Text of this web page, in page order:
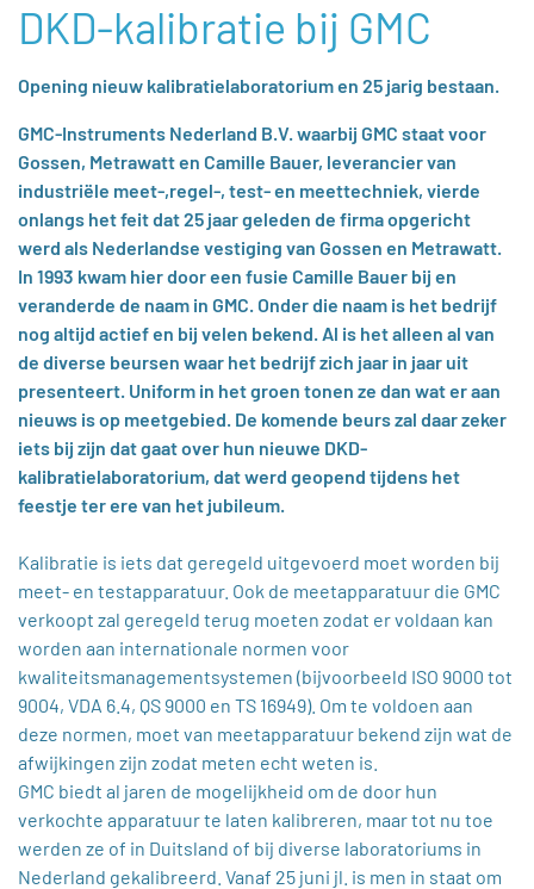
DKD-kalibratie bij GMC
Opening nieuw kalibratielaboratorium en 25 jarig bestaan.
GMC-Instruments Nederland B.V. waarbij GMC staat voor
Gossen, Metrawatt en Camille Bauer, leverancier van
industriële meet-,regel-, test- en meettechniek, vierde
onlangs het feit dat 25 jaar geleden de firma opgericht
werd als Nederlandse vestiging van Gossen en Metrawatt.
In 1993 kwam hier door een fusie Camille Bauer bij en
veranderde de naam in GMC. Onder die naam is het bedrijf
nog altijd actief en bij velen bekend. Al is het alleen al van
de diverse beursen waar het bedrijf zich jaar in jaar uit
presenteert. Uniform in het groen tonen ze dan wat er aan
nieuws is op meetgebied. De komende beurs zal daar zeker
iets bij zijn dat gaat over hun nieuwe DKD-
kalibratielaboratorium, dat werd geopend tijdens het
feestje ter ere van het jubileum.
Kalibratie is iets dat geregeld uitgevoerd moet worden bij
meet- en testapparatuur. Ook de meetapparatuur die GMC
verkoopt zal geregeld terug moeten zodat er voldaan kan
worden aan internationale normen voor
kwaliteitsmanagementsystemen (bijvoorbeeld ISO 9000 tot
9004, VDA 6.4, QS 9000 en TS 16949). Om te voldoen aan
deze normen, moet van meetapparatuur bekend zijn wat de
afwijkingen zijn zodat meten echt weten is.
GMC biedt al jaren de mogelijkheid om de door hun
verkochte apparatuur te laten kalibreren, maar tot nu toe
werden ze of in Duitsland of bij diverse laboratoriums in
Nederland gekalibreerd. Vanaf 25 juni jl. is men in staat om